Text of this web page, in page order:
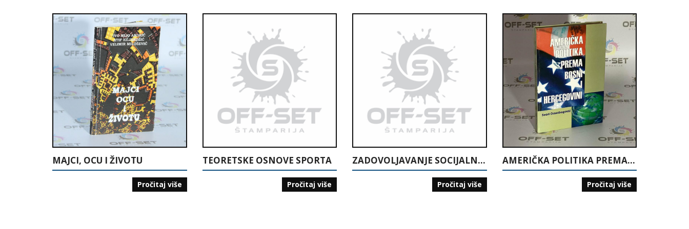
MAJCI, OCU I ŽIVOTU
Pročitaj više
TEORETSKE OSNOVE SPORTA
Pročitaj više
ZADOVOLJAVANJE SOCIJALNIH POTREBA U LOKALNOJ ZAJEDNICI
Pročitaj više
AMERIČKA POLITIKA PREMA BOSNI I HERCEGOVINI
Pročitaj više